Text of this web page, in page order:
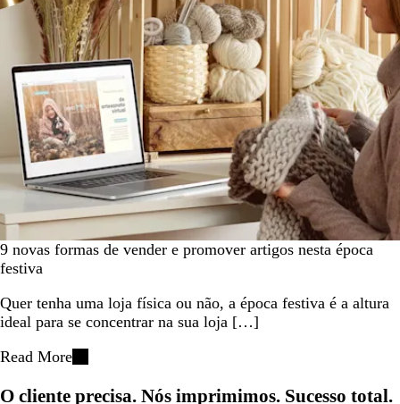
9 novas formas de vender e promover artigos nesta época
festiva
Quer tenha uma loja física ou não, a época festiva é a altura
ideal para se concentrar na sua loja […]
Read More
O cliente precisa. Nós imprimimos. Sucesso total.